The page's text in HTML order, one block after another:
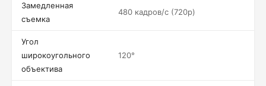
Замедленная
съемка
480 кадров/c (720p)
Угол
широкоугольного
объектива
120°